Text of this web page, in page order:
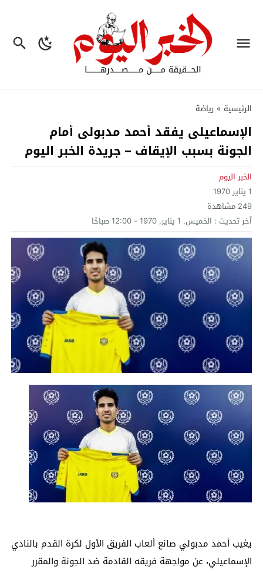
الرئيسية » رياضة
الإسماعيلى يفقد أحمد مدبولى أمام
الجونة بسبب الإيقاف – جريدة الخبر اليوم
الخبر اليوم
1 يناير 1970
249 مشاهدة
آخر تحديث : الخميس, 1 يناير, 1970 - 12:00 صباحًا
يغيب أحمد مدبولي صانع ألعاب الفريق الأول لكرة القدم بالنادي
الإسماعيلي، عن مواجهة فريقه القادمة ضد الجونة والمقرر